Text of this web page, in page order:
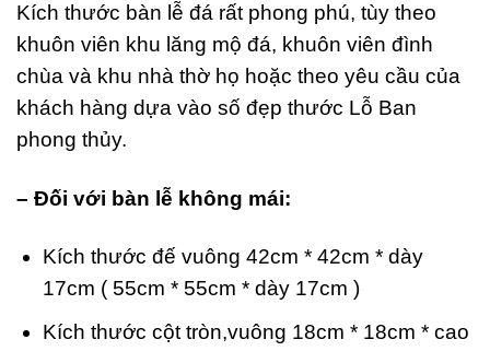
Kích thước bàn lễ đá rất phong phú, tùy theo
khuôn viên khu lăng mộ đá, khuôn viên đình
chùa và khu nhà thờ họ hoặc theo yêu cầu của
khách hàng dựa vào số đẹp thước Lỗ Ban
phong thủy.
– Đối với bàn lễ không mái:
Kích thước đế vuông 42cm * 42cm * dày
17cm ( 55cm * 55cm * dày 17cm )
Kích thước cột tròn,vuông 18cm * 18cm * cao